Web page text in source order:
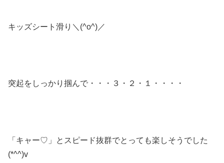
キッズシート滑り＼(^o^)／
突起をしっかり掴んで・・・３・２・１・・・・
「キャー♡」とスピード抜群でとっても楽しそうでした
(*^^)v